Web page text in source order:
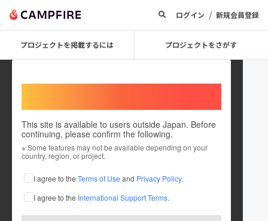
ログイン / 新規会員登録
プロジェクトを掲載するには プロジェクトをさがす
This site is available to users outside Japan. Before
continuing, please confirm the following.
※ Some features may not be available depending on your
country, region, or project.
I agree to the Terms of Use and Privacy Policy.
I agree to the International Support Terms.
tepengin1
出身国：未設定